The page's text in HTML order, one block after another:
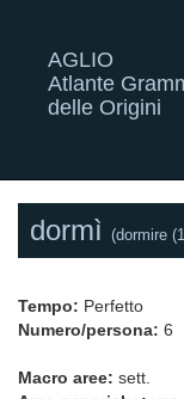
AGLIO
Atlante
delle Origini
dormì (dormire
Tempo: Perfetto
Numero/persona: 6
Macro aree: sett.